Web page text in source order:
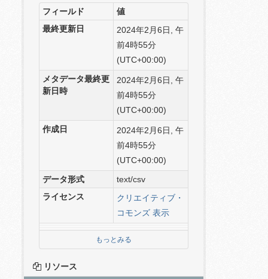
フィールド
値
最終更新日
2024年2月6日, 午
前4時55分
(UTC+00:00)
メタデータ最終更
新日時
2024年2月6日, 午
前4時55分
(UTC+00:00)
作成日
2024年2月6日, 午
前4時55分
(UTC+00:00)
データ形式
text/csv
ライセンス
クリエイティブ・
コモンズ 表示
もっとみる
リソース